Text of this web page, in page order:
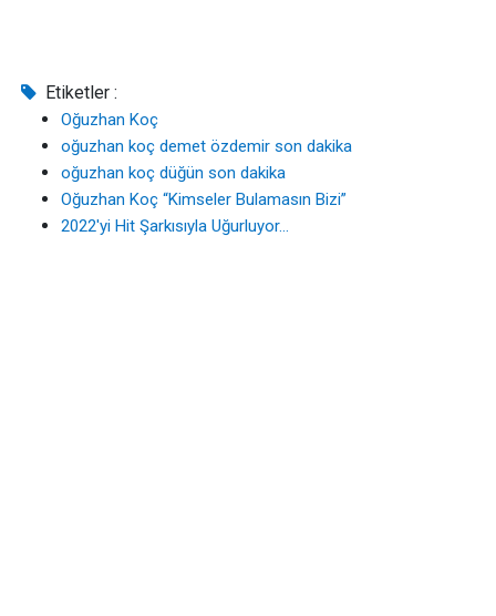
Etiketler :
Oğuzhan Koç
oğuzhan koç demet özdemir son dakika
oğuzhan koç düğün son dakika
Oğuzhan Koç “Kimseler Bulamasın Bizi”
2022'yi Hit Şarkısıyla Uğurluyor...